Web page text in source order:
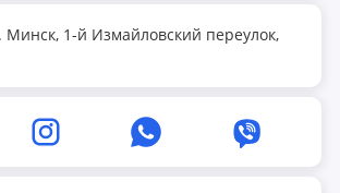
Минск, 1-й Измайловский переулок,